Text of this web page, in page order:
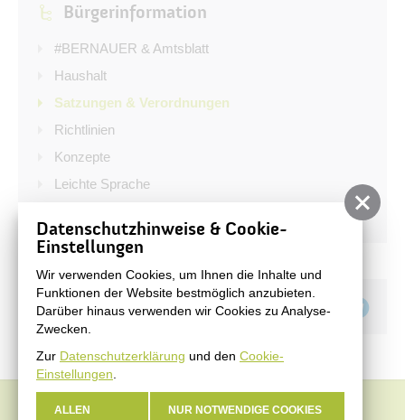
Konzepte
Leichte Sprache
Notfall & Krisenfall
Stadtverwaltung
Bürgerinformation
#BERNAUER & Amtsblatt
Haushalt
Satzungen & Verordnungen
Richtlinien
Konzepte
Leichte Sprache
Teilen auf
Datenschutzhinweise & Cookie-
Einstellungen
Wir verwenden Cookies, um Ihnen die Inhalte und
Funktionen der Website bestmöglich anzubieten.
Darüber hinaus verwenden wir Cookies zu Analyse-
Zwecken.
Zur Datenschutzerklärung und den Cookie-
Einstellungen
ALLEN
NUR NOTWENDIGE COOKIES